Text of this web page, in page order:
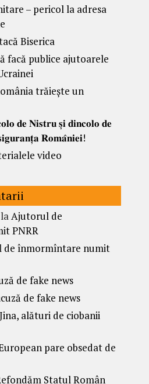
– pericol la adresa
Biserica
facă publice ajutoarele
trăiește un
𝐝𝐞 𝐍𝐢𝐬𝐭𝐫𝐮 𝐬̦𝐢 𝐝𝐢𝐧𝐜𝐨𝐥𝐨 𝐝𝐞
𝐑𝐨𝐦𝐚̂𝐧𝐢𝐞𝐢!
video
laAjutorul de
PNRR
de înmormîntare numit
de fake news
de fake news
alături de ciobanii
pare obsedat de
Statul Român